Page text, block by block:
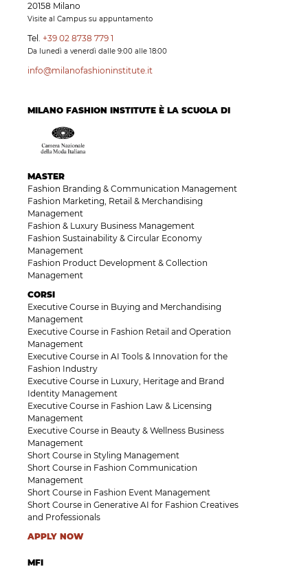
20158 Milano
Visite al Campus su appuntamento
Tel. +39 02 8738 779 1
Da lunedì a venerdì dalle 9:00 alle 18:00
info@milanofashioninstitute.it
MILANO FASHION INSTITUTE È LA SCUOLA DI
MASTER
Fashion Branding & Communication Management
Fashion Marketing, Retail & Merchandising
Management
Fashion & Luxury Business Management
Fashion Sustainability & Circular Economy
Management
Fashion Product Development & Collection
Management
CORSI
Executive Course in Buying and Merchandising
Management
Executive Course in Fashion Retail and Operation
Management
Executive Course in AI Tools & Innovation for the
Fashion Industry
Executive Course in Luxury, Heritage and Brand
Identity Management
Executive Course in Fashion Law & Licensing
Management
Executive Course in Beauty & Wellness Business
Management
Short Course in Styling Management
Short Course in Fashion Communication
Management
Short Course in Fashion Event Management
Short Course in Generative AI for Fashion Creatives
and Professionals
APPLY NOW
MFI